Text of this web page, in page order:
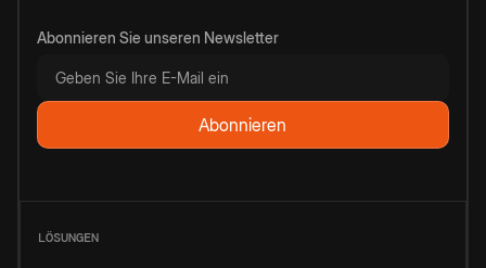
Abonnieren Sie unseren Newsletter
LÖSUNGEN